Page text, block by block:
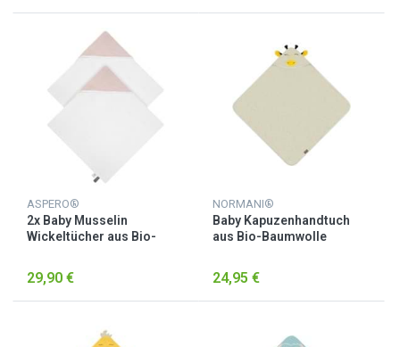
ASPERO®
2x Baby Musselin
Wickeltücher aus Bio-
29,90 €
NORMANI®
Baby Kapuzenhandtuch
aus Bio-Baumwolle
24,95 €